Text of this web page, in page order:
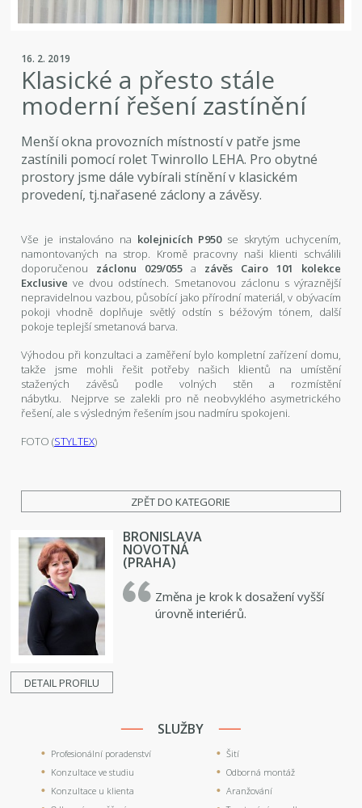
16. 2. 2019
Klasické a přesto stále
moderní řešení zastínění
Menší okna provozních místností v patře jsme
zastínili pomocí rolet Twinrollo LEHA. Pro obytné
prostory jsme dále vybírali stínění v klasickém
provedení, tj.nařasené záclony a závěsy.
Vše je instalováno na kolejnicích P950se skrytým uchycením,
namontovaných na strop. Kromě pracovny naši klienti schválili
doporučenou záclonu 029/055 a závěs Cairo 101 kolekce
Exclusive ve dvou odstínech. Smetanovou záclonu s výraznější
nepravidelnou vazbou, působící jako přírodní materiál, v obývacím
pokoji vhodně doplňuje světlý odstín s béžovým tónem, další
pokoje teplejší smetanová barva.
Výhodou při konzultaci a zaměření bylo kompletní zařízení domu,
takže jsme mohli řešit potřeby našich klientů na umístění
stažených závěsů podle volných stěn a rozmístění
nábytku. Nejprve se zalekli pro ně neobvyklého asymetrického
řešení, ale s výsledným řešením jsou nadmíru spokojeni.
FOTO (STYLTEX)
ZPĚT DO KATEGORIE
DETAIL PROFILU
BRONISLAVA
NOVOTNÁ
(PRAHA)
Změna je krok k dosažení vyšší
úrovně interiérů.
SLUŽBY
Profesionální poradenství
Konzultace ve studiu
Konzultace u klienta
Šití
Odborná montáž
Aranžování